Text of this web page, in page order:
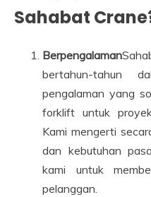
Sahabat
Berpengalaman
bertahun-tahun
pengalaman yang
forklift untuk
Kami mengerti
dan kebutuhan
kami untuk
pelanggan.